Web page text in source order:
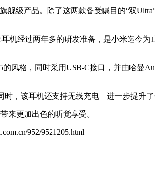
级产品。除了这两款备受瞩目的“双
经过两年多的研发准备，是小米迄今为
风格，同时采用USB-C接口，并由哈曼
，该耳机还支持无线充电，进一步提升了
来更加出色的听觉享受。
952/9521205.html